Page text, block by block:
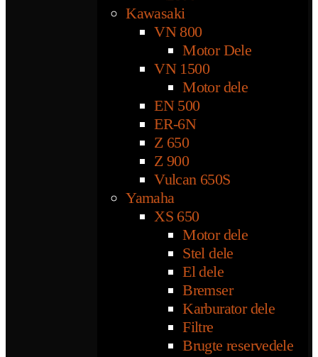
Kawasaki
VN 800
Motor Dele
VN 1500
Motor dele
EN 500
ER-6N
Z 650
Z 900
Vulcan 650S
Yamaha
XS 650
Motor dele
Stel dele
El dele
Bremser
Karburator dele
Filtre
Brugte reservedele